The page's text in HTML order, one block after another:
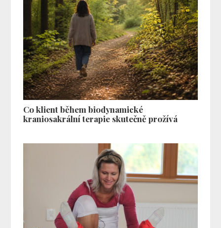
Co klient během biodynamické
kraniosakrální terapie skutečně prožívá